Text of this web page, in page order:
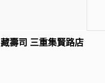
藏壽司 三重集賢路店